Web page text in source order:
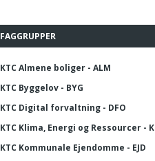
FAGGRUPPER
KTC Almene boliger - ALM
KTC Byggelov - BYG
KTC Digital forvaltning - DFO
KTC Klima, Energi og Ressourcer -
KTC Kommunale Ejendomme - EJD